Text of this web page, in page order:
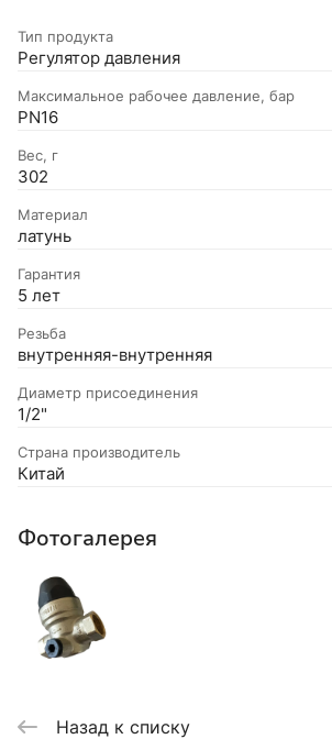
Тип продукта
Регулятор давления
Максимальное рабочее давление, бар
PN16
Вес, г
302
Материал
латунь
Гарантия
5 лет
Резьба
внутренняя-внутренняя
Диаметр присоединения
1/2"
Страна производитель
Китай
Фотогалерея
Назад к списку